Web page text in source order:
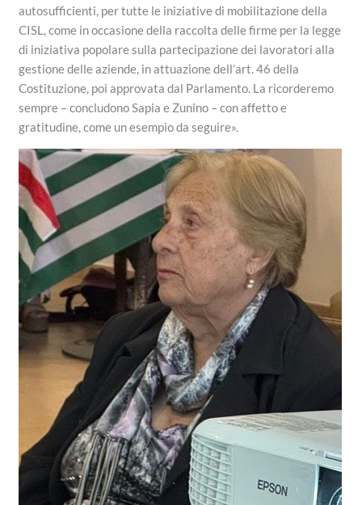
autosufficienti, per tutte le iniziative di mobilitazione della
CISL, come in occasione della raccolta delle firme per la legge
di iniziativa popolare sulla partecipazione dei lavoratori alla
gestione delle aziende, in attuazione dell’art. 46 della
Costituzione, poi approvata dal Parlamento. La ricorderemo
sempre – concludono Sapia e Zunino – con affetto e
gratitudine, come un esempio da seguire».